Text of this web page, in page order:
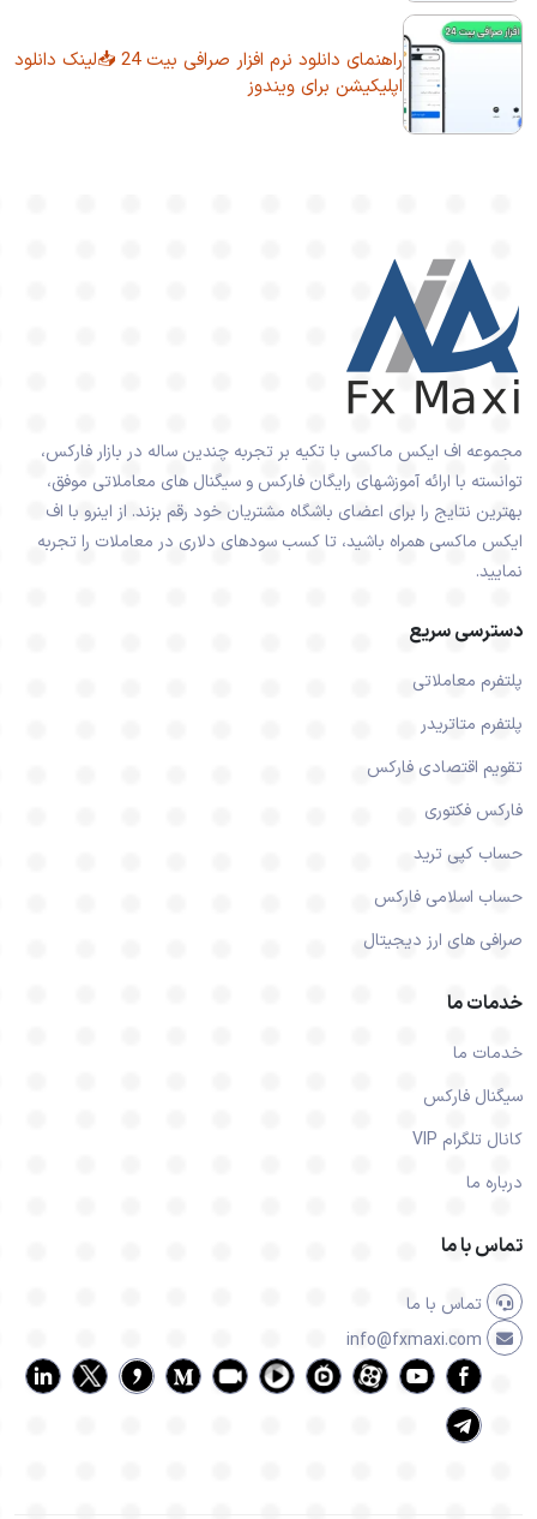
راهنمای دانلود نرم افزار صرافی بیت 24 📥لینک دانلود
اپلیکیشن برای ویندوز
مجموعه اف ایکس ماکسی با تکیه بر تجربه چندین ساله در بازار فارکس،
توانسته با ارائه آموزشهای رایگان فارکس و سیگنال های معاملاتی موفق،
بهترین نتایج را برای اعضای باشگاه مشتریان خود رقم بزند. از اینرو با اف
ایکس ماکسی همراه باشید، تا کسب سودهای دلاری در معاملات را تجربه
نمایید.
دسترسی سریع
پلتفرم معاملاتی
پلتفرم متاتریدر
تقویم اقتصادی فارکس
فارکس فکتوری
حساب کپی ترید
حساب اسلامی فارکس
صرافی های ارز دیجیتال
خدمات ما
خدمات ما
سیگنال فارکس
کانال تلگرام VIP
درباره ما
تماس با ما
تماس با ما